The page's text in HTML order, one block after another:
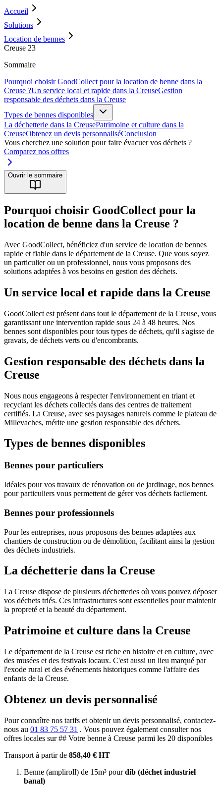
Accueil
Solutions
Location de bennes
Creuse 23
Sommaire
Pourquoi choisir GoodCollect pour la location de benne dans la
Creuse ?Un service local et rapide dans la CreuseGestion
responsable des déchets dans la Creuse
Types de bennes disponibles
La déchetterie dans la CreusePatrimoine et culture dans la
CreuseObtenez un devis personnaliséConclusion
Vous cherchez une solution pour faire évacuer vos déchets ?
Comparez nos offres
Ouvrir le sommaire
Pourquoi choisir GoodCollect pour la
location de benne dans la Creuse ?
Avec GoodCollect, bénéficiez d'un service de location de bennes
rapide et fiable dans le département de la Creuse. Que vous soyez
un particulier ou un professionnel, nous vous proposons des
solutions adaptées à vos besoins en gestion des déchets.
Un service local et rapide dans la Creuse
GoodCollect est présent dans tout le département de la Creuse, vous
garantissant une intervention rapide sous 24 à 48 heures. Nos
bennes sont disponibles pour tous types de déchets, qu'il s'agisse de
gravats, de déchets verts ou d'encombrants.
Gestion responsable des déchets dans la
Creuse
Nous nous engageons à respecter l'environnement en triant et
recyclant les déchets collectés dans des centres de traitement
certifiés. La Creuse, avec ses paysages naturels comme le plateau de
Millevaches, mérite une gestion responsable des déchets.
Types de bennes disponibles
Bennes pour particuliers
Idéales pour vos travaux de rénovation ou de jardinage, nos bennes
pour particuliers vous permettent de gérer vos déchets facilement.
Bennes pour professionnels
Pour les entreprises, nous proposons des bennes adaptées aux
chantiers de construction ou de démolition, facilitant ainsi la gestion
des déchets industriels.
La déchetterie dans la Creuse
La Creuse dispose de plusieurs déchetteries où vous pouvez déposer
vos déchets triés. Ces infrastructures sont essentielles pour maintenir
la propreté et la beauté du département.
Patrimoine et culture dans la Creuse
Le département de la Creuse est riche en histoire et en culture, avec
des musées et des festivals locaux. C'est aussi un lieu marqué par
l'exode rural et des événements historiques comme l'affaire des
enfants de la Creuse.
Obtenez un devis personnalisé
Pour connaître nos tarifs et obtenir un devis personnalisé, contactez-
nous au 01 83 75 57 31 . Vous pouvez également consulter nos
offres locales sur ## Votre benne à Creuse parmi les 20 disponibles
Transport à partir de 858,40 € HT
Benne (ampliroll) de 15m³ pourdib (déchet industriel
banal)